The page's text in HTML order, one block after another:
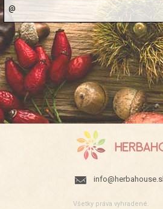
Všetky práva vyhradené.